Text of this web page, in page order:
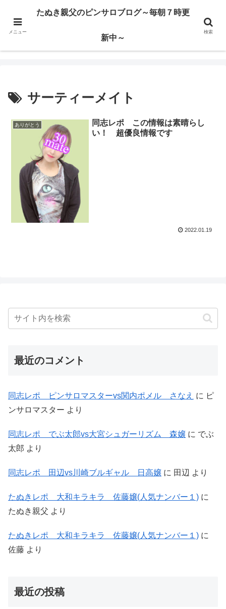
ハードサービス嬢を求めて3000回ピンサロで遊んだ親父
たぬき親父のピンサロブログ～毎朝７時更新中～
サーティーメイト
ありがとう
同志レポ この情報は素晴らし
い！ 超優良情報です
2022.01.19
最近のコメント
同志レポ ピンサロマスターvs関内ポメル さなえ に ピ
ンサロマスター より
同志レポ でぶ太郎vs大宮シュガーリズム 森嬢 に でぶ
太郎 より
同志レポ 田辺vs川崎ブルギャル 日高嬢 に 田辺 より
たぬきレポ 大和キラキラ 佐藤嬢(人気ナンバー１) に
たぬき親父 より
たぬきレポ 大和キラキラ 佐藤嬢(人気ナンバー１) に
佐藤 より
最近の投稿
メニュー
たぬき親父のピンサロブログ～毎朝７時更
新中～
検索